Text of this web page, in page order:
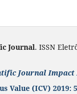
Journal. ISSN
Journal Impact
Value(ICV) 2019: